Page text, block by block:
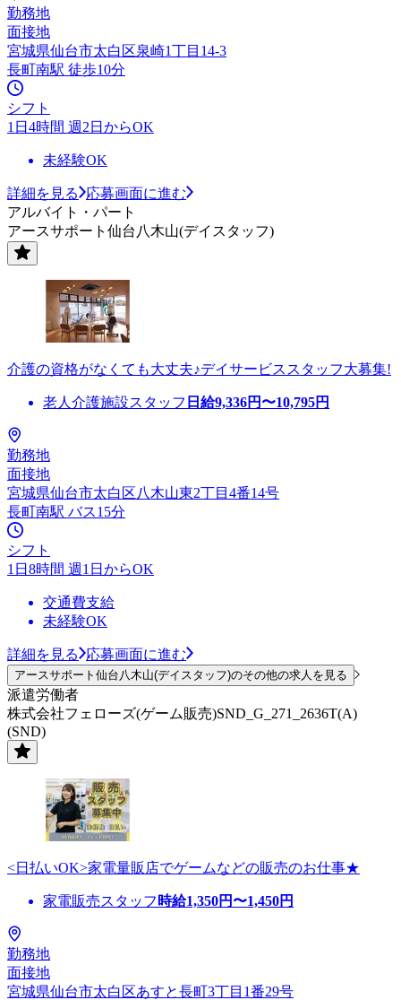
勤務地
面接地
宮城県仙台市太白区泉崎1丁目14-3
長町南駅 徒歩10分
シフト
1日4時間 週2日からOK
未経験OK
詳細を見る
応募画面に進む
アルバイト・パート
アースサポート仙台八木山(デイスタッフ)
介護の資格がなくても大丈夫♪デイサービススタッフ大募集!
老人介護施設スタッフ 日給9,336円〜10,795円
勤務地
面接地
宮城県仙台市太白区八木山東2丁目4番14号
長町南駅 バス15分
シフト
1日8時間 週1日からOK
交通費支給
未経験OK
詳細を見る 応募画面に進む
アースサポート仙台八木山(デイスタッフ)のその他の求人を見る
派遣労働者
株式会社フェローズ(ゲーム販売)SND_G_271_2636T(A)
(SND)
<日払いOK>家電量販店でゲームなどの販売のお仕事★
家電販売スタッフ 時給1,350円〜1,450円
勤務地
面接地
宮城県仙台市太白区あすと長町3丁目1番29号